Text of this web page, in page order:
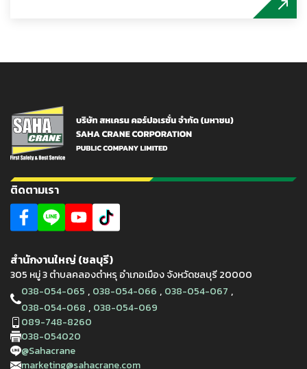
ติดตามเรา
สำนักงานใหญ่ (ชลบุรี)
305 หมู่ 3 ตำบลคลองตำหรุ อำเภอเมือง จังหวัดชลบุรี 20000
038-054-065 , 038-054-066 , 038-054-067 ,
038-054-068 , 038-054-069
089-748-8260
038-054020
@Sahacrane
marketing@sahacrane.com